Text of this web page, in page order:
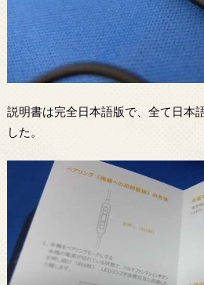
説明書は完全日本語版で、全て日本
した。